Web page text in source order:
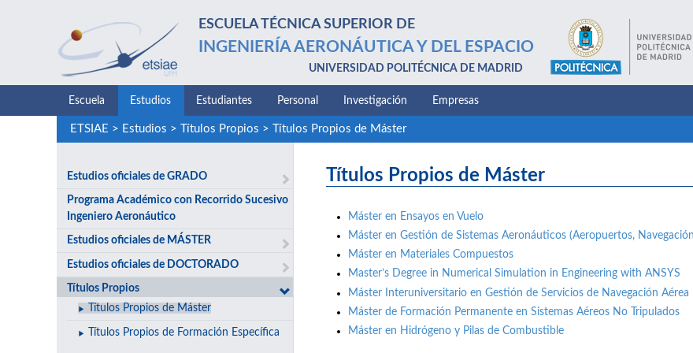
ESCUELA TÉCNICA SUPERIOR DE
INGENIERÍA AERONÁUTICA Y DEL ESPACIO
UNIVERSIDAD POLITÉCNICA DE MADRID
Escuela Estudios Estudiantes Personal Investigación Empresas
ETSIAE > Estudios > Títulos Propios > Títulos Propios de Máster
Estudios oficiales de GRADO
Programa Académico con Recorrido Sucesivo
Ingeniero Aeronáutico
Estudios oficiales de MÁSTER
Estudios oficiales de DOCTORADO
Títulos Propios
Títulos Propios de Máster
Títulos Propios de Formación Específica
Títulos Propios de Máster
Máster en Ensayos en Vuelo
Máster en Gestión de Sistemas Aeronáuticos (Aeropuertos,
Máster en Materiales Compuestos
Master’s Degree in Numerical Simulation in Engineering with ANSYS
Máster Interuniversitario en Gestión de Servicios de Navegación Aérea
Máster de Formación Permanente en Sistemas Aéreos No Tripulados
Máster en Hidrógeno y Pilas de Combustible